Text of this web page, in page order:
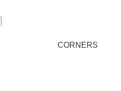
CORNERS